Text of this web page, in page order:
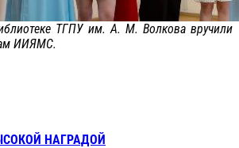
ТГПУ им. А. М. Волкова вручили
ИИЯМС.
НАГРАДОЙ